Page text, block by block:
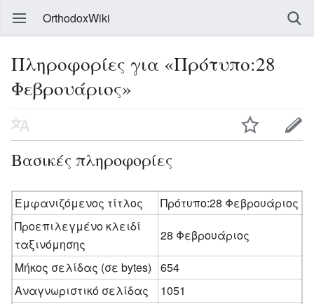
OrthodoxWiki
Πληροφορίες για «Πρότυπο:28
Φεβρουάριος»
Βασικές πληροφορίες
Εμφανιζόμενος τίτλος
Πρότυπο:28 Φεβρουάριος
Προεπιλεγμένο κλειδί
ταξινόμησης
28 Φεβρουάριος
Μήκος σελίδας (σε bytes)
654
Αναγνωριστικό σελίδας
1051